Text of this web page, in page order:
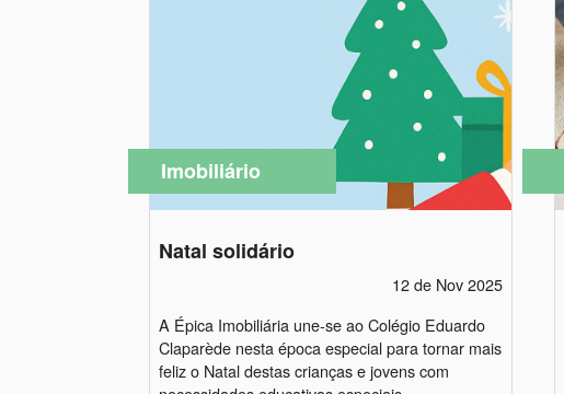
Imobiliário
Natal solidário
12 de Nov 2025
A Épica Imobiliária une-se ao Colégio Eduardo
Claparède nesta época especial para tornar mais
feliz o Natal destas crianças e jovens com